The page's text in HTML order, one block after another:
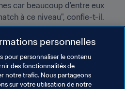
car beaucoup d’entre eux
à ce niveau", confie-t-il.
City, Khaseif devra encore
champion d’Asie, Urawa Red
"Maintenant que
nous devons nous
émirien", a conclu l'homme du
personnelles
pour personnaliser le contenu
des fonctionnalités de
notre trafic. Nous partageons
sur votre utilisation de notre